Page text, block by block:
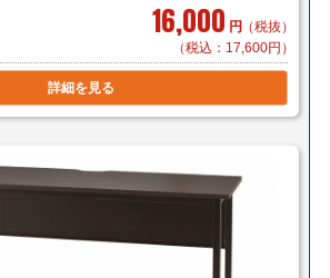
16,000 円 （税抜）
（税込：17,600円）
詳細を見る